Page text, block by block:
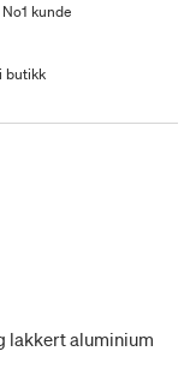
kunde
butikk
lakkert aluminium